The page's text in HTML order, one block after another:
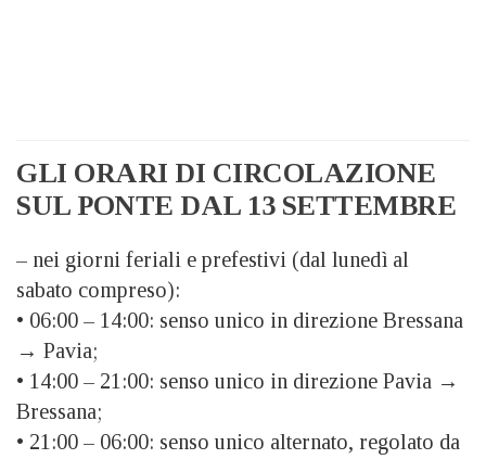
GLI ORARI DI CIRCOLAZIONE
SUL PONTE DAL 13 SETTEMBRE
– nei giorni feriali e prefestivi (dal lunedì al
sabato compreso):
• 06:00 – 14:00: senso unico in direzione Bressana
→ Pavia;
• 14:00 – 21:00: senso unico in direzione Pavia →
Bressana;
• 21:00 – 06:00: senso unico alternato, regolato da